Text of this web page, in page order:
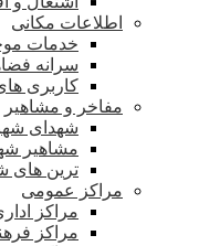
اطلاعات مکانی
خدمات
سرانه
کاربری
مفاخر و مشاهیر
شهدای
مشاهیر
ترین های
مراکز عمومی
مراکز
مراکز